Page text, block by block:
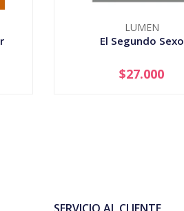
LUMEN
El Segundo Sexo
AGOTADO
$27.000